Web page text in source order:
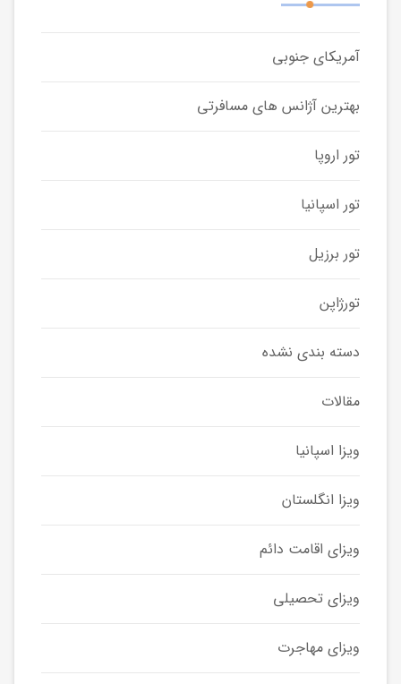
آمریکای جنوبی
بهترین آژانس های مسافرتی
تور اروپا
تور اسپانیا
تور برزیل
تورژاپن
دسته بندی نشده
مقالات
ویزا اسپانیا
ویزا انگلستان
ویزای اقامت دائم
ویزای تحصیلی
ویزای مهاجرت